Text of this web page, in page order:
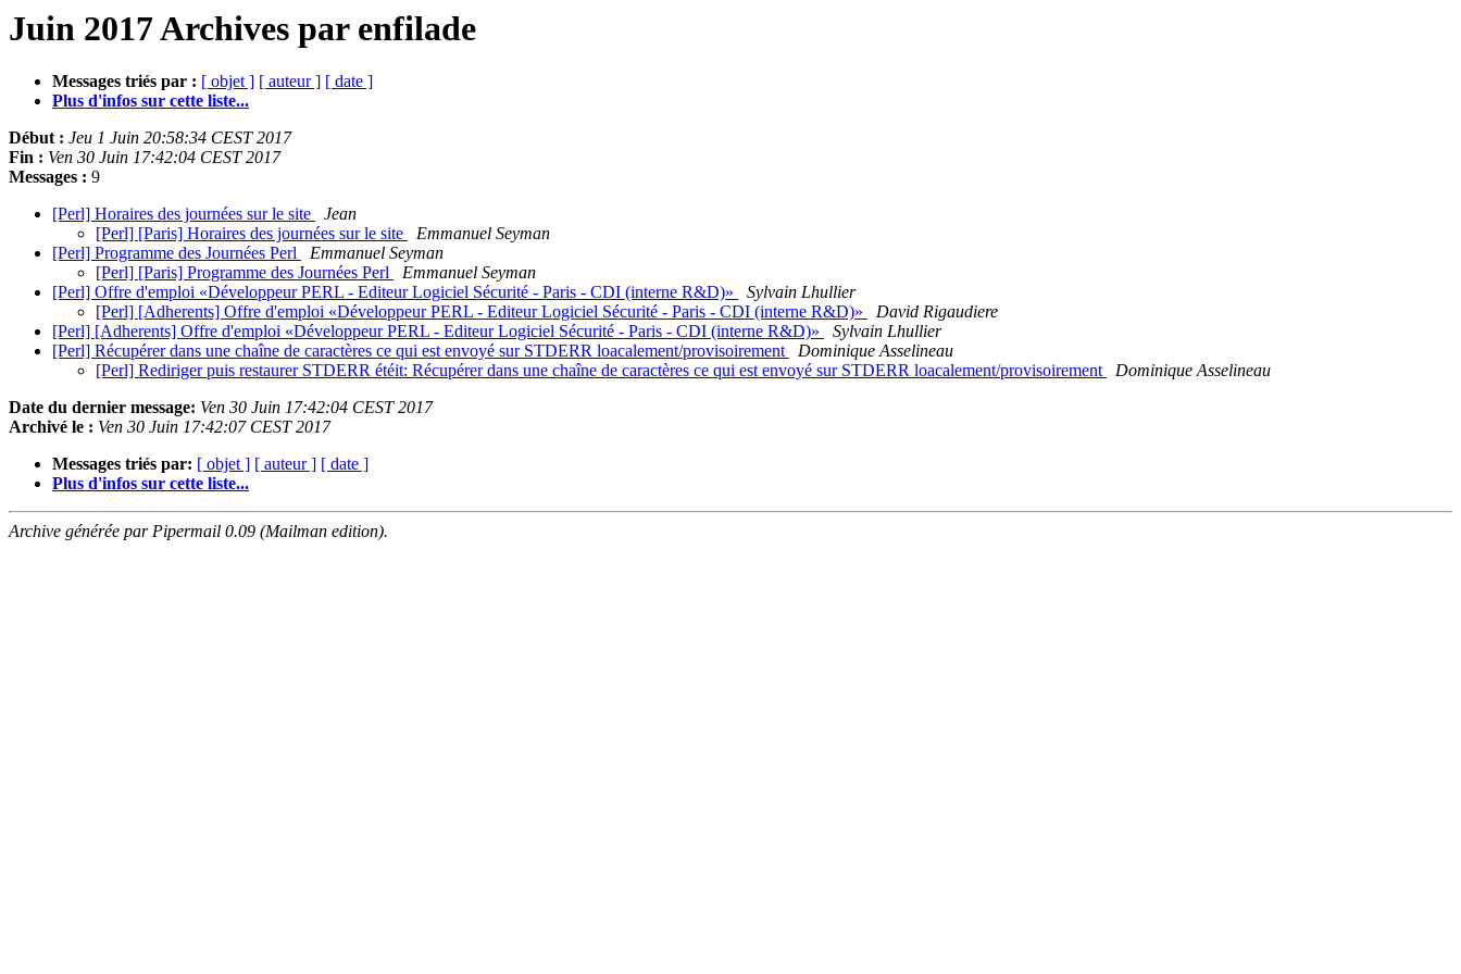
Juin 2017 Archives par enfilade
Messages triés par : [ objet ] [ auteur ] [ date ]
Plus d'infos sur cette liste...
Début : Jeu 1 Juin 20:58:34 CEST 2017
Fin : Ven 30 Juin 17:42:04 CEST 2017
Messages : 9
[Perl] Horaires des journées sur le site
Jean
[Perl] [Paris] Horaires des journées sur le site
Emmanuel Seyman
[Perl] Programme des Journées Perl
Emmanuel Seyman
[Perl] [Paris] Programme des Journées Perl
Emmanuel Seyman
[Perl] Offre d'emploi «Développeur PERL - Editeur Logiciel Sécurité - Paris - CDI (interne R&D)»
Sylvain Lhullier
[Perl] [Adherents] Offre d'emploi «Développeur PERL - Editeur Logiciel Sécurité - Paris - CDI (interne R&D)»
David Rigaudiere
[Perl] [Adherents] Offre d'emploi «Développeur PERL - Editeur Logiciel Sécurité - Paris - CDI (interne R&D)»
Sylvain Lhullier
[Perl] Récupérer dans une chaîne de caractères ce qui est envoyé sur STDERR loacalement/provisoirement
Dominique Asselineau
[Perl] Rediriger puis restaurer STDERR étéit: Récupérer dans une chaîne de caractères ce qui est envoyé sur STDERR loacalement/provisoirement
Dominique Asselineau
Date du dernier message: Ven 30 Juin 17:42:04 CEST 2017
Archivé le : Ven 30 Juin 17:42:07 CEST 2017
Messages triés par: [ objet ] [ auteur ] [ date ]
Plus d'infos sur cette liste...
Archive générée par Pipermail 0.09 (Mailman edition).